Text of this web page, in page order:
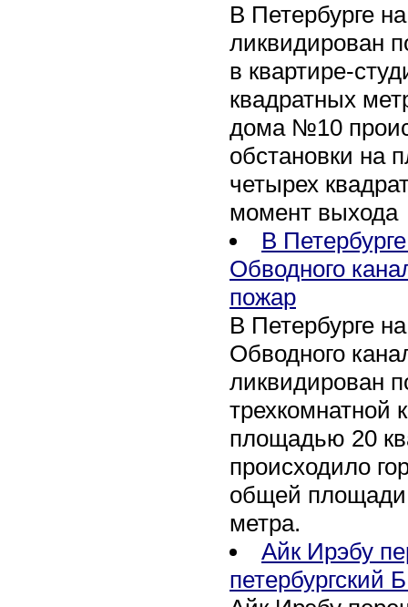
В Петербурге
ликвидирован
в квартире-
квадратных
дома №10
обстановки на
четырех
момент выхода
В
Обводного
пожар
В Петербурге
Обводного
ликвидирован
трехкомнатной
площадью 20
происходило
общей площади
метра.
Айк Ирэбу
петербургский